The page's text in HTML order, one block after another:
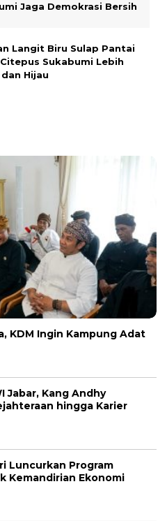
Jaga Demokrasi Bersih
Langit Biru Sulap Pantai
Sukabumi Lebih
Hijau
KDM Ingin Kampung Adat
Jabar, Kang Andhy
hingga Karier
Luncurkan Program
Kemandirian Ekonomi